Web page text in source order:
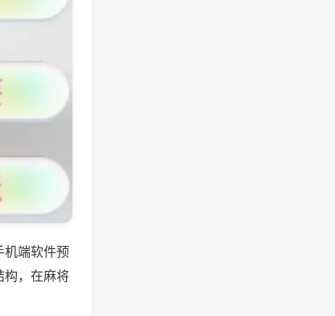
机端软件预
构，在麻将